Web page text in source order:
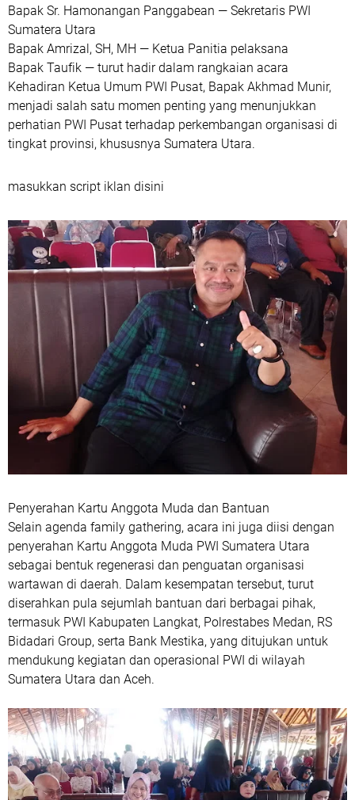
Bapak Sr. Hamonangan Panggabean — Sekretaris PWI
Sumatera Utara
Bapak Amrizal, SH, MH — Ketua Panitia pelaksana
Bapak Taufik — turut hadir dalam rangkaian acara
Kehadiran Ketua Umum PWI Pusat, Bapak Akhmad Munir,
menjadi salah satu momen penting yang menunjukkan
perhatian PWI Pusat terhadap perkembangan organisasi di
tingkat provinsi, khususnya Sumatera Utara.
masukkan script iklan disini
Penyerahan Kartu Anggota Muda dan Bantuan
Selain agenda family gathering, acara ini juga diisi dengan
penyerahan Kartu Anggota Muda PWI Sumatera Utara
sebagai bentuk regenerasi dan penguatan organisasi
wartawan di daerah. Dalam kesempatan tersebut, turut
diserahkan pula sejumlah bantuan dari berbagai pihak,
termasuk PWI Kabupaten Langkat, Polrestabes Medan, RS
Bidadari Group, serta Bank Mestika, yang ditujukan untuk
mendukung kegiatan dan operasional PWI di wilayah
Sumatera Utara dan Aceh.